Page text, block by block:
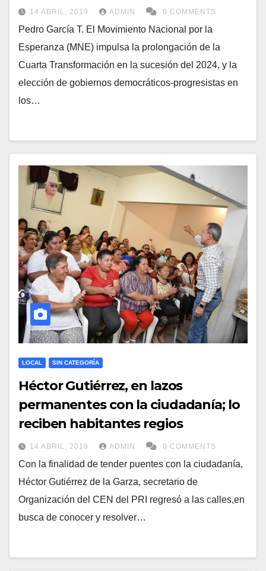
14 ABRIL, 2019 ADMIN 0 COMMENTS
Pedro García T. El Movimiento Nacional por la
Esperanza (MNE) impulsa la prolongación de la
Cuarta Transformación en la sucesión del 2024, y la
elección de gobiernos democráticos-progresistas en
los…
LOCAL SIN CATEGORÍA
Héctor Gutiérrez, en lazos
permanentes con la ciudadanía; lo
reciben habitantes regios
14 ABRIL, 2019 ADMIN 0 COMMENTS
Con la finalidad de tender puentes con la ciudadanía,
Héctor Gutiérrez de la Garza, secretario de
Organización del CEN del PRI regresó a las calles,en
busca de conocer y resolver…